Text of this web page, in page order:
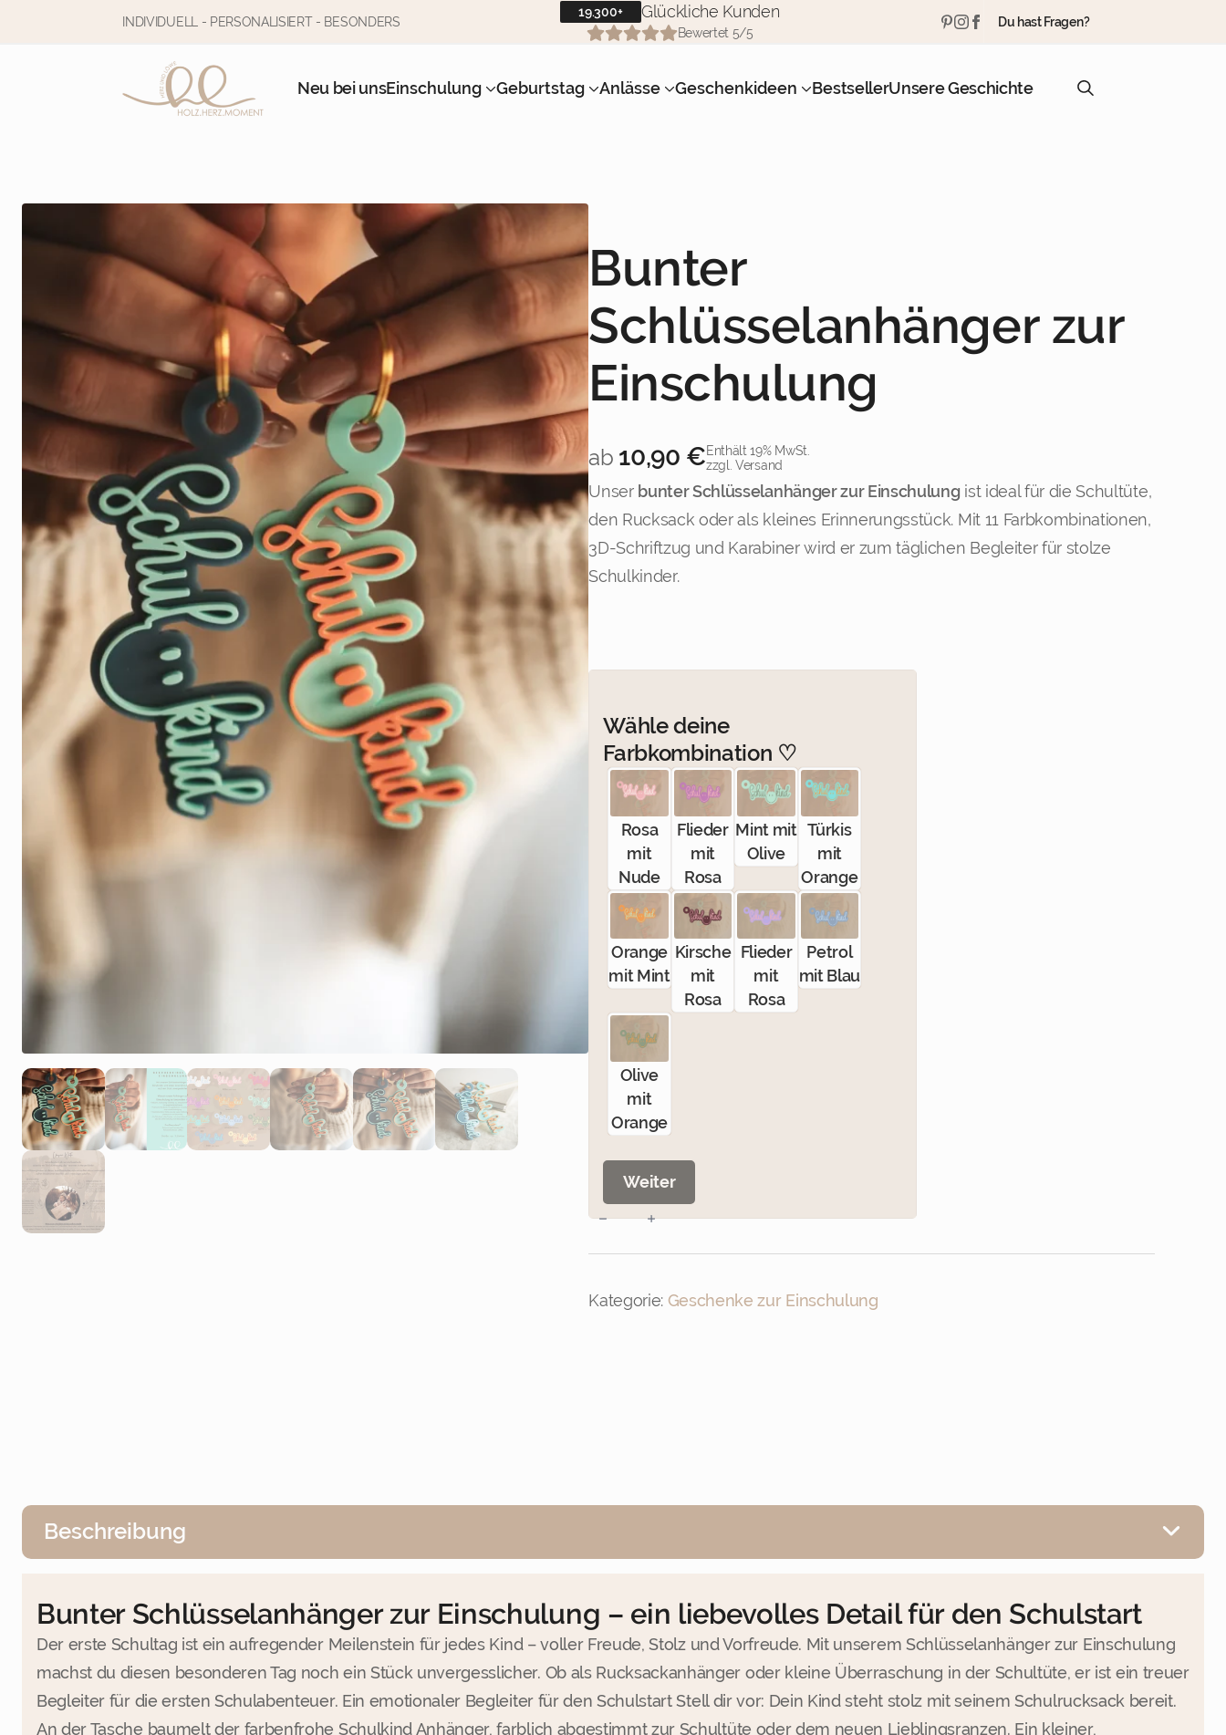
INDIVIDUELL - PERSONALISIERT - BESONDERS
19.300+ Glückliche Kunden
Bewertet 5/5
Du hast Fragen?
Neu bei unsEinschulung Geburtstag Anlässe Geschenkideen BestsellerUnsere Geschichte
Bunter
Schlüsselanhänger zur
Einschulung
ab 10,90 €Enthält 19% MwSt.
zzgl. Versand
Unser bunter Schlüsselanhänger zur Einschulung ist ideal für die Schultüte,
den Rucksack oder als kleines Erinnerungsstück. Mit 11 Farbkombinationen,
3D-Schriftzug und Karabiner wird er zum täglichen Begleiter für stolze
Schulkinder.
Wähle deine
Farbkombination ♡
Rosa
mit
Nude
Flieder
mit
Rosa
Mint mit
Olive
Türkis
mit
Orange
Orange
mit Mint
Kirsche
mit
Rosa
Flieder
mit
Rosa
Petrol
mit Blau
Olive
mit
Orange
Weiter
Bunter
zur
Kategorie: Geschenke zur Einschulung
Beschreibung
Bunter Schlüsselanhänger zur Einschulung – ein liebevolles Detail für den Schulstart
Der erste Schultag ist ein aufregender Meilenstein für jedes Kind – voller Freude, Stolz und Vorfreude. Mit unserem Schlüsselanhänger zur Einschulung
machst du diesen besonderen Tag noch ein Stück unvergesslicher. Ob als Rucksackanhänger oder kleine Überraschung in der Schultüte, er ist ein treuer
Begleiter für die ersten Schulabenteuer. Ein emotionaler Begleiter für den Schulstart Stell dir vor: Dein Kind steht stolz mit seinem Schulrucksack bereit.
An der Tasche baumelt der farbenfrohe Schulkind Anhänger, farblich abgestimmt zur Schultüte oder dem neuen Lieblingsranzen. Ein kleiner,
Rosa mit Nude Flieder mit Rosa Mint mit Olive Türkis mit Orange
Orange mit Mint Kirsche mit Rosa
Olive mit Orange